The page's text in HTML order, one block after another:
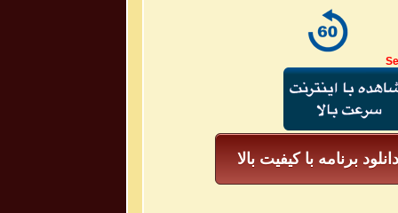
دانلود برنامه با کیفیت بالا